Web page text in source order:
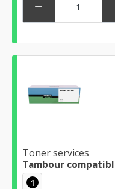

Toner services
Tambour
1